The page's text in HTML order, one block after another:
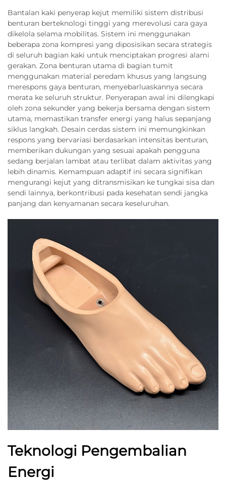
Bantalan kaki penyerap kejut memiliki sistem distribusi
benturan berteknologi tinggi yang merevolusi cara gaya
dikelola selama mobilitas. Sistem ini menggunakan
beberapa zona kompresi yang diposisikan secara strategis
di seluruh bagian kaki untuk menciptakan progresi alami
gerakan. Zona benturan utama di bagian tumit
menggunakan material peredam khusus yang langsung
merespons gaya benturan, menyebarluaskannya secara
merata ke seluruh struktur. Penyerapan awal ini dilengkapi
oleh zona sekunder yang bekerja bersama dengan sistem
utama, memastikan transfer energi yang halus sepanjang
siklus langkah. Desain cerdas sistem ini memungkinkan
respons yang bervariasi berdasarkan intensitas benturan,
memberikan dukungan yang sesuai apakah pengguna
sedang berjalan lambat atau terlibat dalam aktivitas yang
lebih dinamis. Kemampuan adaptif ini secara signifikan
mengurangi kejut yang ditransmisikan ke tungkai sisa dan
sendi lainnya, berkontribusi pada kesehatan sendi jangka
panjang dan kenyamanan secara keseluruhan.
Teknologi Pengembalian
Energi